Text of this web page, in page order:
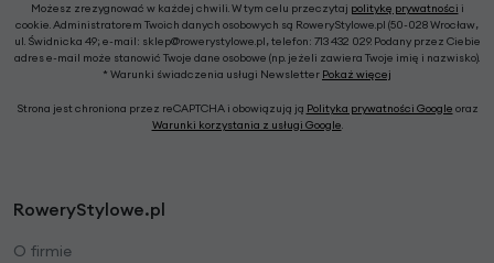
Możesz zrezygnować w każdej chwili. W tym celu przeczytaj politykę prywatności i
cookie. Administratorem Twoich danych osobowych są RoweryStylowe.pl (50-028 Wrocław,
ul. Świdnicka 49; e-mail: sklep@rowerystylowe.pl, telefon: 713 432 029. Podany przez Ciebie
adres e-mail może stanowić Twoje dane osobowe (np. jeżeli zawiera Twoje imię i nazwisko).
* Warunki świadczenia usługi Newsletter Pokaż więcej
Strona jest chroniona przez reCAPTCHA i obowiązują ją Polityka prywatności Google oraz
Warunki korzystania z usługi Google.
RoweryStylowe.pl
O firmie